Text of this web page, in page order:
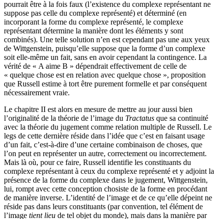
pourrait être à la fois faux (l’existence du complexe représentant ne
suppose pas celle du complexe représenté) et déterminé (en
incorporant la forme du complexe représenté, le complexe
représentant détermine la manière dont les éléments y sont
combinés). Une telle solution n’en est cependant pas une aux yeux
de Wittgenstein, puisqu’elle suppose que la forme d’un complexe
soit elle-même un fait, sans en avoir cependant la contingence. La
vérité de « A aime B » dépendrait effectivement de celle de
« quelque chose est en relation avec quelque chose », proposition
que Russell estime à tort être purement formelle et par conséquent
nécessairement vraie.
Le chapitre II est alors en mesure de mettre au jour aussi bien
l’originalité de la théorie de l’image du Tractatus que sa continuité
avec la théorie du jugement comme relation multiple de Russell. Le
legs de cette dernière réside dans l’idée que c’est en faisant usage
d’un fait, c’est-à-dire d’une certaine combinaison de choses, que
l’on peut en représenter un autre, correctement ou incorrectement.
Mais là où, pour ce faire, Russell identifie les constituants du
complexe représentant à ceux du complexe représenté et y adjoint la
présence de la forme du complexe dans le jugement, Wittgenstein,
lui, rompt avec cette conception chosiste de la forme en procédant
de manière inverse. L’identité de l’image et de ce qu’elle dépeint ne
réside pas dans leurs constituants (par convention, tel élément de
l’image tient lieu de tel objet du monde), mais dans la manière par